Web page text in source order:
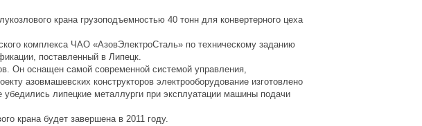
крана грузоподъемностью 40 тонн для конвертерного цеха
комплекса ЧАО «АзовЭлектроСталь» по техническому заданию
поставленный в Липецк.
Он оснащен самой современной системой управления,
азовмашевских конструкторов электрооборудование изготовлено
липецкие металлурги при эксплуатации машины подачи
крана будет завершена в 2011 году.